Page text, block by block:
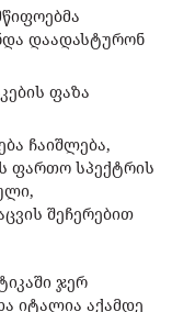
დაადასტურონ
ფაზა
ჩაიშლება,
ფართო სპექტრის
შეჩერებით
ჯერ
იტალია აქამდე